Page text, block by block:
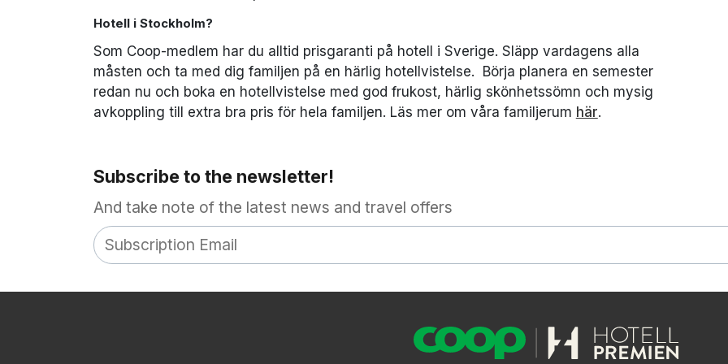
Hotell i Stockholm?
Som Coop-medlem har du alltid prisgaranti på hotell i Sverige. Släpp vardagens alla
måsten och ta med dig familjen på en härlig hotellvistelse. Börja planera en semester
redan nu och boka en hotellvistelse med god frukost, härlig skönhetssömn och mysig
avkoppling till extra bra pris för hela familjen. Läs mer om våra familjerum här.
Subscribe to the newsletter!
And take note of the latest news and travel offers